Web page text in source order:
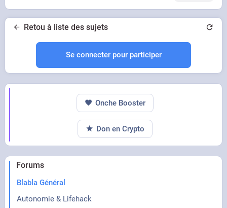
Retou à liste des sujets
Se connecter pour participer
Forums
Blabla Général
Autonomie & Lifehack
Onche Booster
Don en Crypto